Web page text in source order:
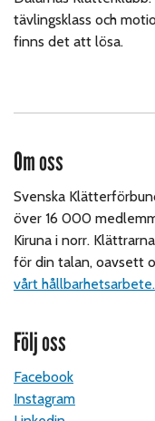
tävlingsklass och
finns det att lösa.
Om oss
Svenska
över 16 000
Kiruna i norr.
för din talan, oavsett
vårt hållbarhetsarbete.
Följ oss
Facebook
Instagram